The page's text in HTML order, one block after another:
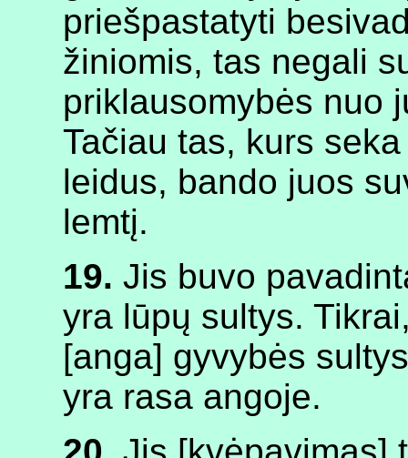
priešpastatyti
žiniomis, tas negali
priklausomybės nuo
Tačiau tas, kurs
leidus, bando juos
lemtį.
19. Jis buvo
yra lūpų sultys.
[anga] gyvybės
yra rasa angoje.